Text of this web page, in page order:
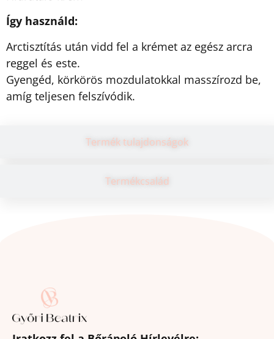
Termék tulajdonságok
Termékcsalád
Így használd:
Arctisztítás után vidd fel a krémet az egész arcra
reggel és este.
Gyengéd, körkörös mozdulatokkal masszírozd be,
amíg teljesen felszívódik.